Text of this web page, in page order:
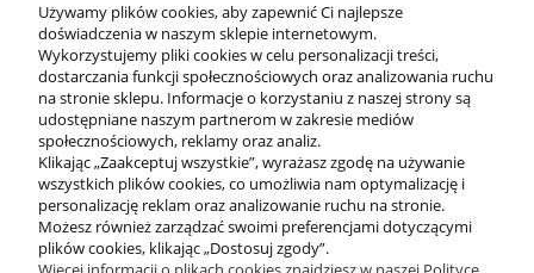
145,00 zł
do koszyka
Używamy plików cookies, aby zapewnić Ci najlepsze
doświadczenia w naszym sklepie internetowym.
Wykorzystujemy pliki cookies w celu personalizacji treści,
dostarczania funkcji społecznościowych oraz analizowania ruchu
na stronie sklepu. Informacje o korzystaniu z naszej strony są
udostępniane naszym partnerom w zakresie mediów
społecznościowych, reklamy oraz analiz.
Klikając „Zaakceptuj wszystkie”, wyrażasz zgodę na używanie
wszystkich plików cookies, co umożliwia nam optymalizację i
personalizację reklam oraz analizowanie ruchu na stronie.
Możesz również zarządzać swoimi preferencjami dotyczącymi
plików cookies, klikając „Dostosuj zgody”.